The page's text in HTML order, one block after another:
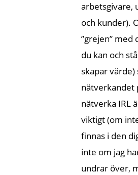
arbetsgivare,
och kunder).
”grejen” med
du kan och
skapar värde)
nätverkandet
nätverka IRL
viktigt (om
finnas i den
inte om jag
undrar över,